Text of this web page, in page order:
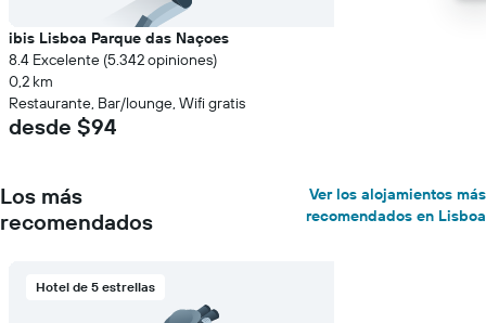
ibis Lisboa Parque das Naçoes
8.4 Excelente (5.342 opiniones)
0,2 km
Restaurante, Bar/lounge, Wifi gratis
desde $94
Los más
recomendados
Ver los alojamientos más
recomendados en Lisboa
Hotel de 5 estrellas